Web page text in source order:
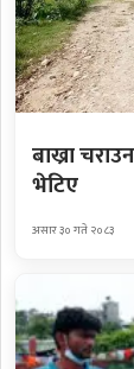
बाख्रा
भेटिए
असार ३० गते २०८३